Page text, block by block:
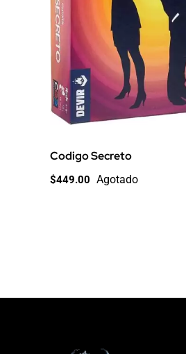
Codigo Secreto
$449.00 Agotado